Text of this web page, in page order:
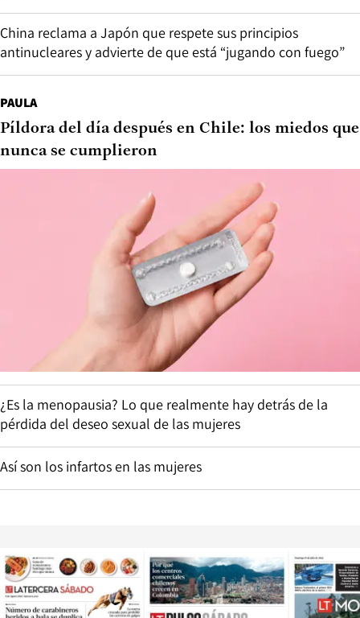
China reclama a Japón que respete sus principios
antinucleares y advierte de que está “jugando con fuego”
PAULA
Píldora del día después en Chile: los miedos que
nunca se cumplieron
¿Es la menopausia? Lo que realmente hay detrás de la
pérdida del deseo sexual de las mujeres
Así son los infartos en las mujeres
Opens in new window Opens in